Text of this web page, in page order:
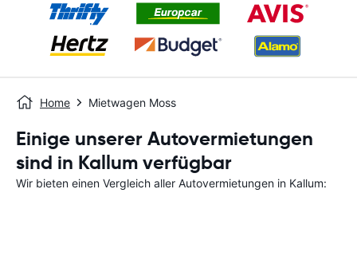
Home Mietwagen Moss
Einige unserer Autovermietungen
sind in Kallum verfügbar
Wir bieten einen Vergleich aller Autovermietungen in Kallum: